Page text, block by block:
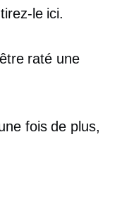
le ici.
raté une
fois de plus,